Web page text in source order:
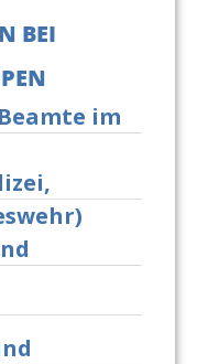
BEI
im